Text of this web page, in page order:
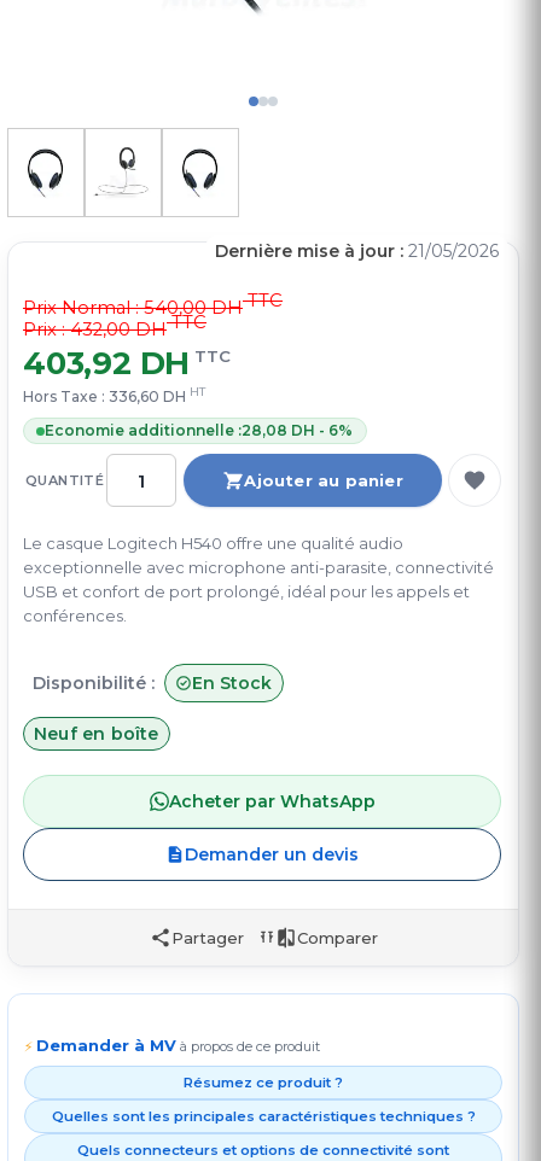
QUANTITÉ Ajouter au panier
Prix Normal :540,00 DHTTC
Prix : 432,00 DHTTC
403,92 DH TTC
Hors Taxe : 336,60 DH HT
Economie additionnelle :28,08 DH - 6%
Le casque Logitech H540 offre une qualité audio
exceptionnelle avec microphone anti-parasite, connectivité
USB et confort de port prolongé, idéal pour les appels et
conférences.
Disponibilité : En Stock
Dernière mise à jour : 21/05/2026
Neuf en boîte
Acheter par WhatsApp
Demander un devis
Partager Comparer
⚡ Demander à MV à propos de ce produit
Résumez ce produit ?
Quelles sont les principales caractéristiques techniques ?
Quels connecteurs et options de connectivité sont